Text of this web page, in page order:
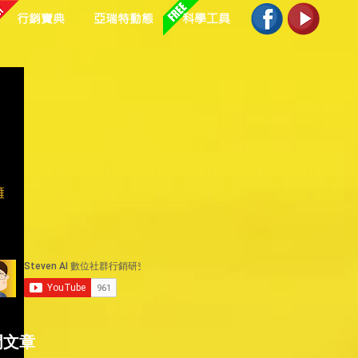
行銷寶典 亞瑞特動態 科學工具
章